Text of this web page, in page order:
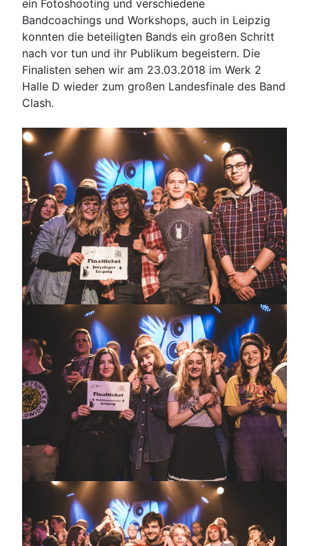
ein Fotoshooting und verschiedene
Bandcoachings und Workshops, auch in Leipzig
konnten die beteiligten Bands ein großen Schritt
nach vor tun und ihr Publikum begeistern. Die
Finalisten sehen wir am 23.03.2018 im Werk 2
Halle D wieder zum großen Landesfinale des Band
Clash.